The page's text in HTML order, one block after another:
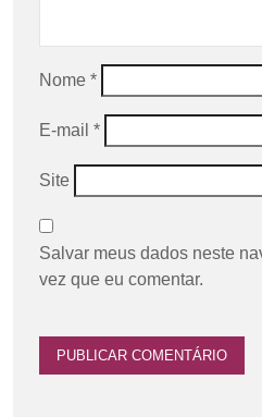
Nome *
E-mail *
Site
Salvar meus dados neste
vez que eu comentar.